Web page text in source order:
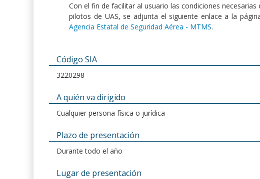
Con el fin de facilitar al usuario las condiciones
pilotos de UAS, se adjunta el siguiente enlace a la
Agencia Estatal de Seguridad Aérea - MTMS.
Código SIA
3220298
A quién va dirigido
Cualquier persona física o jurídica
Plazo de presentación
Durante todo el año
Lugar de presentación